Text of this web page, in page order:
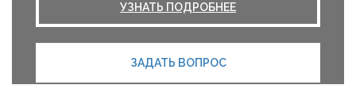
УЗНАТЬ ПОДРОБНЕЕ
ЗАДАТЬ ВОПРОС